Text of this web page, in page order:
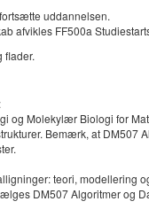
uddannelsen.
afvikles FF500a
flader.
og Molekylær Biologi for
Bemærk, at DM507
teori,
DM507 Algoritmer og